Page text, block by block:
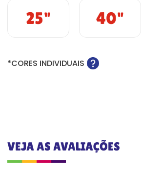
25" 40"
*CORES INDIVIDUAIS
VEJA AS AVALIAÇÕES